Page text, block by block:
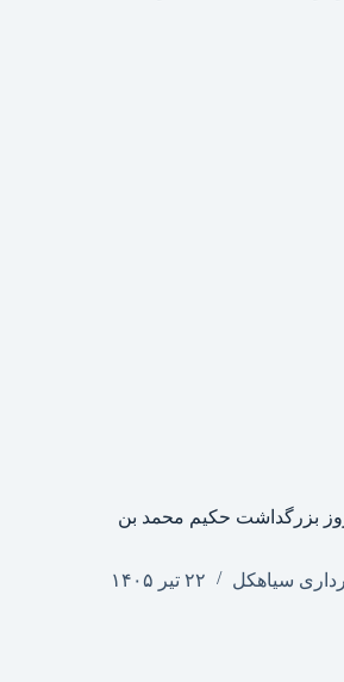
بزرگداشت حکیم محمد بن
سیاهکل
۲۲ تیر ۱۴۰۵